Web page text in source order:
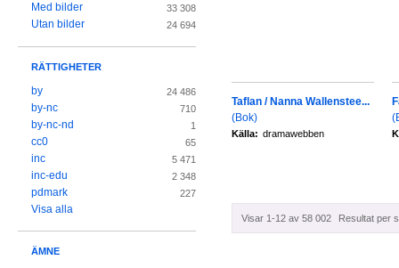
Taflan / Nanna Wallenstee...
(Bok)
Källa: dramawebben
Visar 1-12 av 58 002 Resultat per
Med bilder 33 308
Utan bilder 24 694
RÄTTIGHETER
by 24 486
by-nc 710
by-nc-nd 1
cc0 65
inc 5 471
inc-edu 2 348
pdmark 227
Visa alla
ÄMNE